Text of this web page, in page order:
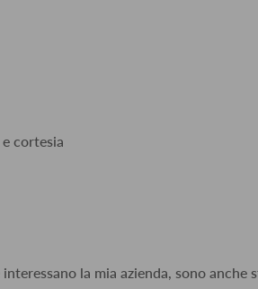
cortesia
la mia azienda, sono